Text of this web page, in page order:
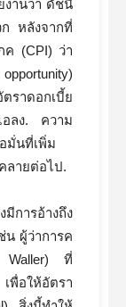
งานว่า ดัชนี
หลังจากที่
ค (CPI) ว่า
ราดอกเบี้ย
อลง. ความ
มั่นที่เพิ่ม
ลายต่อไป.
การอ้างถึง
น ผู้ว่าการค
Waller) ที่
พื่อให้อัตรา